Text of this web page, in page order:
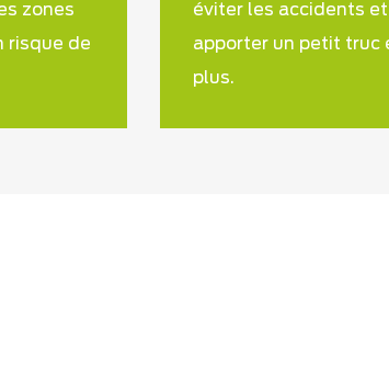
zones
risque de
éviter les accidents et
apporter un petit truc
plus.